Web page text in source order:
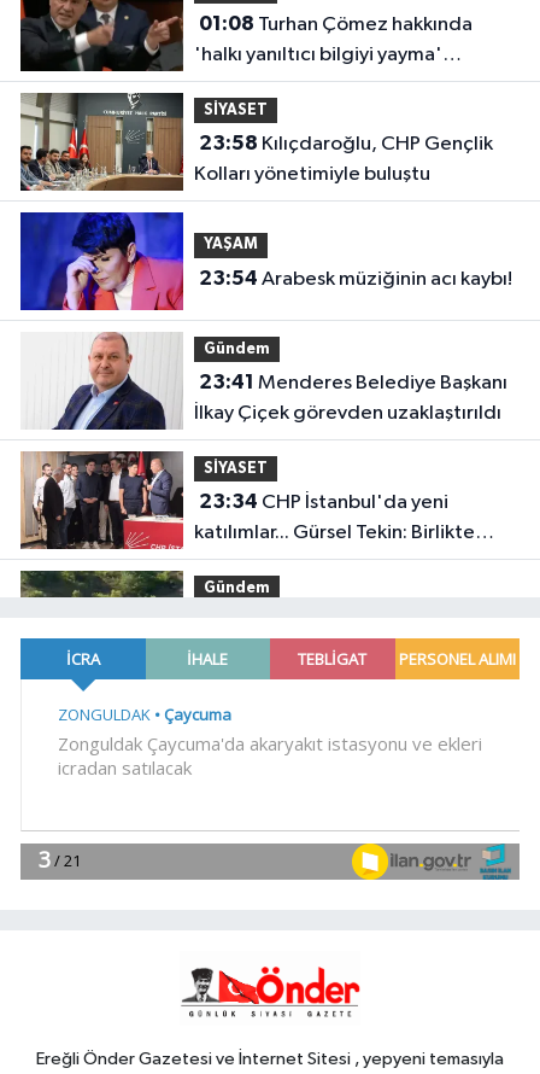
01:08
'halkı yanıltıcı bilgiyi yayma'
soruşturması
SİYASET
23:58
Kolları yönetimiyle buluştu
YAŞAM
23:54 Arabesk müziğinin acı kaybı!
Gündem
23:41
İlkay Çiçek görevden uzaklaştırıldı
SİYASET
23:34
katılımlar... Gürsel Tekin: Birlikte
başaracağız
Gündem
kamyonet çekiciye çarptı!
21:5918 YAŞINDAKİ MİRAÇ
19:00
coşku
Ereğli Önder Gazetesi ve İnternet Sitesi , yepyeni temasıyla